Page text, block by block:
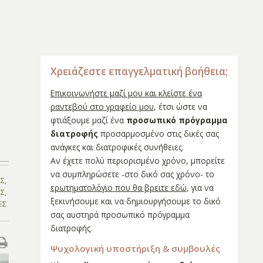
,
,
Χρειάζεστε επαγγελματική βοήθεια;
Επικοινωνήστε μαζί μου και κλείστε ένα
ραντεβού στο γραφείο μου, έτσι ώστε να
φτιάξουμε μαζί ένα προσωπικό πρόγραμμα
διατροφής προσαρμοσμένο στις δικές σας
ανάγκες και διατροφικές συνήθειες.
Αν έχετε πολύ περιορισμένο χρόνο, μπορείτε
να συμπληρώσετε -στο δικό σας χρόνο- το
ερωτηματολόγιο που θα βρειτε εδώ, για να
ξεκινήσουμε και να δημιουργήσουμε το δικό
σας αυστηρά προσωπικό πρόγραμμα
διατροφής.
Ψυχολογική υποστήριξη & συμβουλές